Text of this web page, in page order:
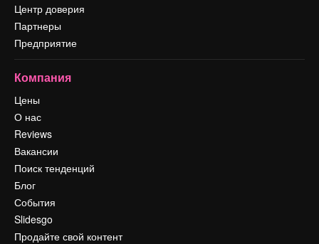
Центр доверия
Партнеры
Предприятие
Компания
Цены
О нас
Reviews
Вакансии
Поиск тенденций
Блог
События
Slidesgo
Продайте свой контент